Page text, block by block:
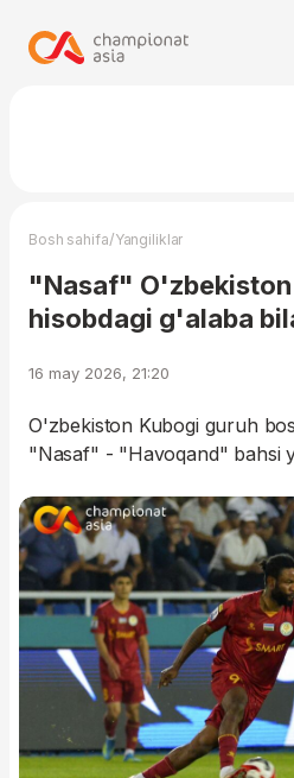
Bosh sahifa/Yangiliklar
"Nasaf"
hisobdagi g'alaba
16 may 2026, 21:20
O'zbekiston Kubogi guruh
"Nasaf" - "Havoqand" bahsi